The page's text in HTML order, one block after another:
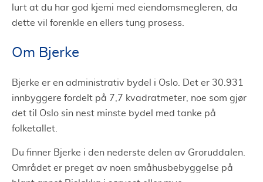
lurt at du har god kjemi med eiendomsmegleren, da
dette vil forenkle en ellers tung prosess.
Om Bjerke
Bjerke er en administrativ bydel i Oslo. Det er 30.931
innbyggere fordelt på 7,7 kvadratmeter, noe som gjør
det til Oslo sin nest minste bydel med tanke på
folketallet.
Du finner Bjerke i den nederste delen av Groruddalen.
Området er preget av noen småhusbebyggelse på